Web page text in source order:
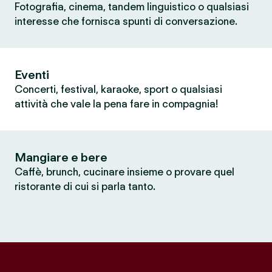
Fotografia, cinema, tandem linguistico o qualsiasi
interesse che fornisca spunti di conversazione.
Eventi
Concerti, festival, karaoke, sport o qualsiasi
attività che vale la pena fare in compagnia!
Mangiare e bere
Caffè, brunch, cucinare insieme o provare quel
ristorante di cui si parla tanto.